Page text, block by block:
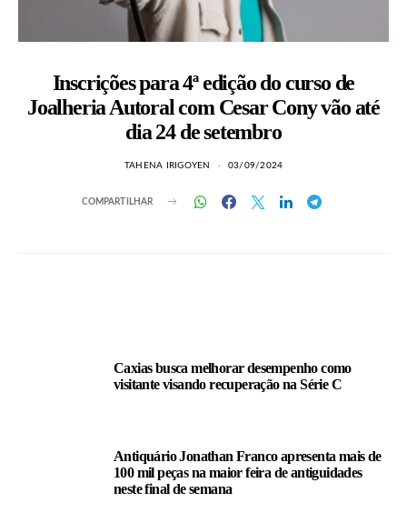
Inscrições para 4ª edição do curso de
Joalheria Autoral com Cesar Cony vão até
dia 24 de setembro
TAHENA IRIGOYEN 03/09/2024
COMPARTILHAR
Caxias busca melhorar desempenho como
visitante visando recuperação na Série C
Antiquário Jonathan Franco apresenta mais de
100 mil peças na maior feira de antiguidades
neste final de semana